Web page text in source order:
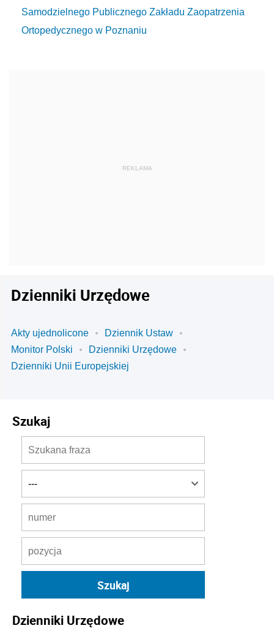
Samodzielnego Publicznego Zakładu Zaopatrzenia
Ortopedycznego w Poznaniu
Dzienniki Urzędowe
Akty ujednolicone
Dziennik Ustaw
Monitor Polski
Dzienniki Urzędowe
Dzienniki Unii Europejskiej
Szukaj
Dzienniki Urzędowe